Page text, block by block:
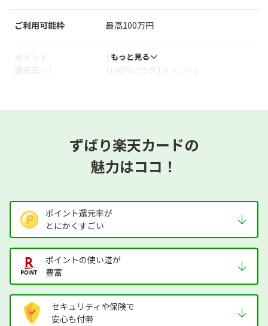
ご利用可能枠 最高100万円
1％還元
もっと見る
ずばり楽天カードの
魅力はココ！
ポイント還元率が
とにかくすごい
ポイントの使い道が
豊富
セキュリティや保険で
安心も付帯